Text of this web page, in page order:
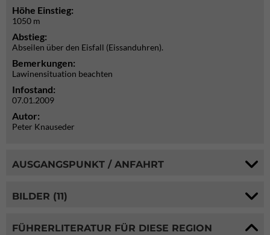
Höhe Einstieg:
1050 m
Abstieg:
Abseilen über den Eisfall (Eissanduhren).
Bemerkungen:
Lawinensituation beachten
Infostand:
07.01.2009
Autor:
Peter Knauseder
AUSGANGSPUNKT / ANFAHRT
BILDER (11)
FÜHRERLITERATUR FÜR DIESE REGION